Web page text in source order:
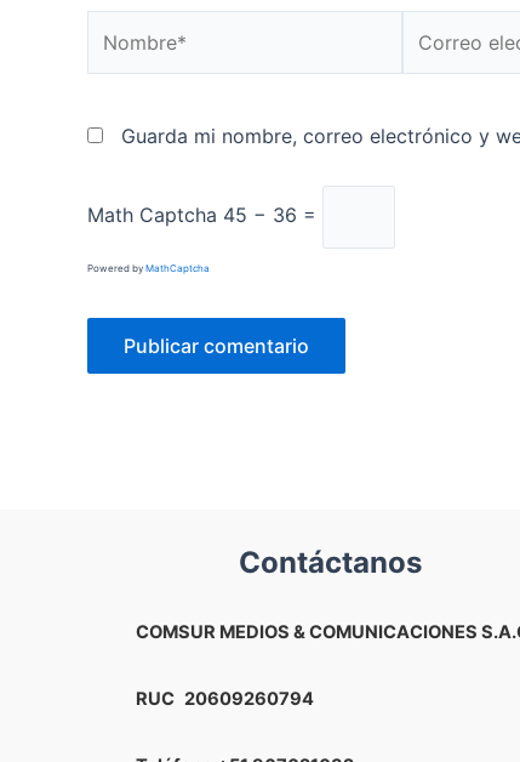
electrónico*
Guarda mi nombre, correo electrónico y
Math Captcha 45 − 36 =
Powered by MathCaptcha
Contáctanos
COMSUR MEDIOS & COMUNICACIONES
RUC 20609260794